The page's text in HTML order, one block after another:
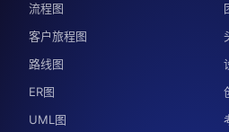
流程图
客户旅程图
路线图
ER图
UML图